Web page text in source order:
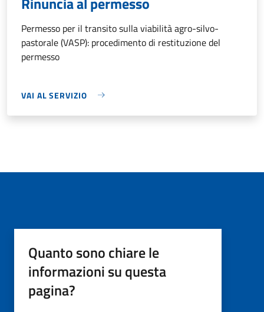
Permesso per il transito sulla viabilità agro-silvo-
pastorale (VASP): procedimento di restituzione del
permesso
VAI AL SERVIZIO
Quanto sono chiare le
informazioni su questa
pagina?